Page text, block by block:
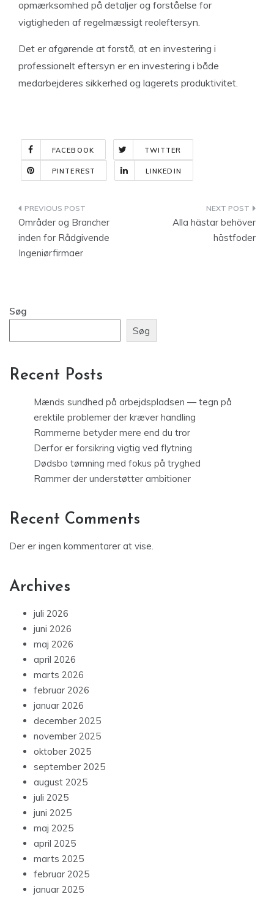
opmærksomhed på detaljer og forståelse for
vigtigheden af regelmæssigt reoleftersyn.
Det er afgørende at forstå, at en investering i
professionelt eftersyn er en investering i både
medarbejderes sikkerhed og lagerets produktivitet.
FACEBOOK TWITTER
PINTEREST LINKEDIN
Indlægsnavigation
Områder og Brancher
inden for Rådgivende
Ingeniørfirmaer
Alla hästar behöver
hästfoder
Søg
Søg
Recent Posts
Mænds sundhed på arbejdspladsen — tegn på
erektile problemer der kræver handling
Rammerne betyder mere end du tror
Derfor er forsikring vigtig ved flytning
Dødsbo tømning med fokus på tryghed
Rammer der understøtter ambitioner
Recent Comments
Der er ingen kommentarer at vise.
Archives
juli 2026
juni 2026
maj 2026
april 2026
marts 2026
februar 2026
januar 2026
december 2025
november 2025
oktober 2025
september 2025
august 2025
juli 2025
juni 2025
maj 2025
april 2025
marts 2025
februar 2025
januar 2025